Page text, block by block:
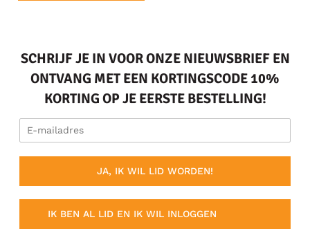
SCHRIJF JE IN VOOR ONZE NIEUWSBRIEF EN
ONTVANG MET EEN KORTINGSCODE 10%
KORTING OP JE EERSTE BESTELLING!
JA, IK WIL LID WORDEN!
IK BEN AL LID EN IK WIL INLOGGEN